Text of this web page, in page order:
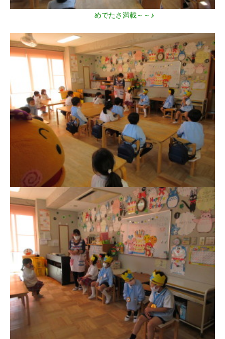
めでたさ満載～～♪